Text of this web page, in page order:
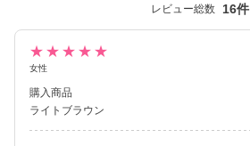
レビュー総数 16件
★★★★★
女性
購入商品
ライトブラウン